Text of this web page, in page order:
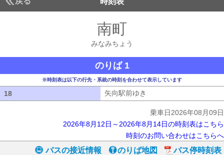
南町
みなみちょう
のりば 1
※時刻表は以下の行先・系統の時刻を合わせて表示しています
18 矢向駅前ゆき
乗車日2026年08月09日
2026年8月12日～2026年8月14日の時刻表はこちら
時刻のお問い合わせはこちらへ
バスの接近情報 のりば地図
バス停時刻表